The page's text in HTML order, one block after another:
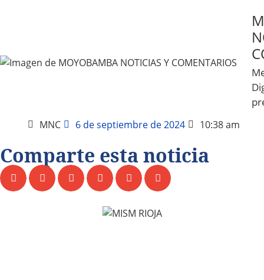
MNC 6 de septiembre de 2024 10:38 am
Comparte esta noticia